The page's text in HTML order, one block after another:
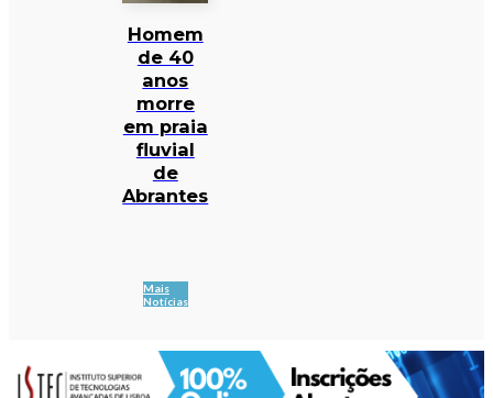
Homem
de 40
anos
morre
em praia
fluvial
de
Abrantes
Mais
Notícias